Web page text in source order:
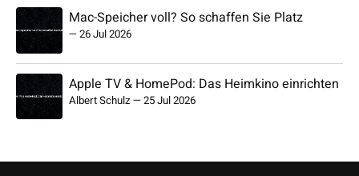
Mac-Speicher voll? So schaffen Sie Platz
—26 Jul 2026
Apple TV & HomePod: Das Heimkino einrichten
Albert Schulz—25 Jul 2026